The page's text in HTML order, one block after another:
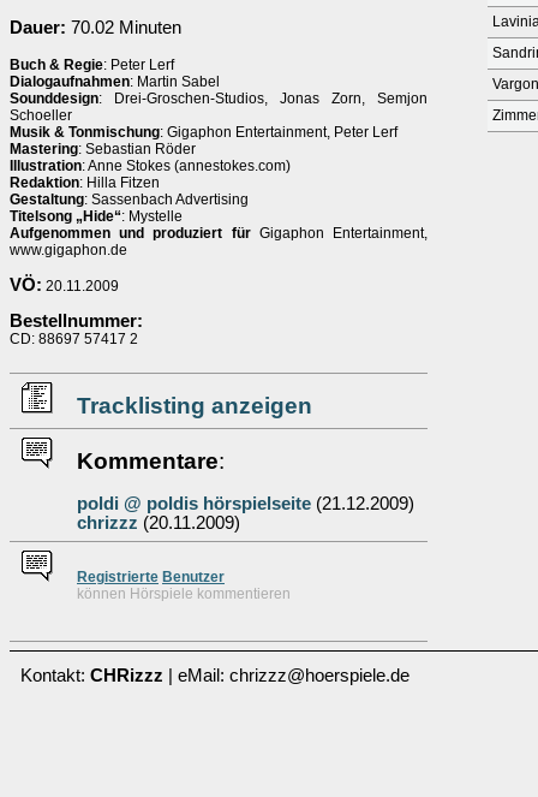
Dauer: 70.02 Minuten
Buch & Regie: Peter Lerf
Dialogaufnahmen: Martin Sabel
Sounddesign: Drei-Groschen-Studios, Jonas Zorn, Semjon
Schoeller
Musik & Tonmischung: Gigaphon Entertainment, Peter Lerf
Mastering: Sebastian Röder
Illustration: Anne Stokes (annestokes.com)
Redaktion: Hilla Fitzen
Gestaltung: Sassenbach Advertising
Titelsong „Hide“: Mystelle
Aufgenommen und produziert fürGigaphon Entertainment,
www.gigaphon.de
VÖ: 20.11.2009
Bestellnummer:
CD: 88697 57417 2
Tracklisting anzeigen
Kommentare:
poldi @ poldis hörspielseite (21.12.2009)
chrizzz (20.11.2009)
Registrierte Benutzer
können Hörspiele kommentieren
Kontakt: CHRizzz | eMail: chrizzz@hoerspiele.de